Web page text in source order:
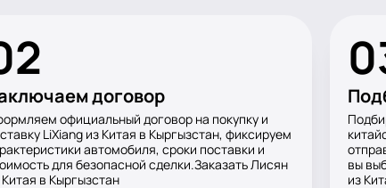
договор
официальный договор на покупку и
LiXiang из Китая в Кыргызстан, фиксируем
автомобиля, сроки поставки и
для безопасной сделки.Заказать Лисян
Китая в Кыргызстан
вы
из